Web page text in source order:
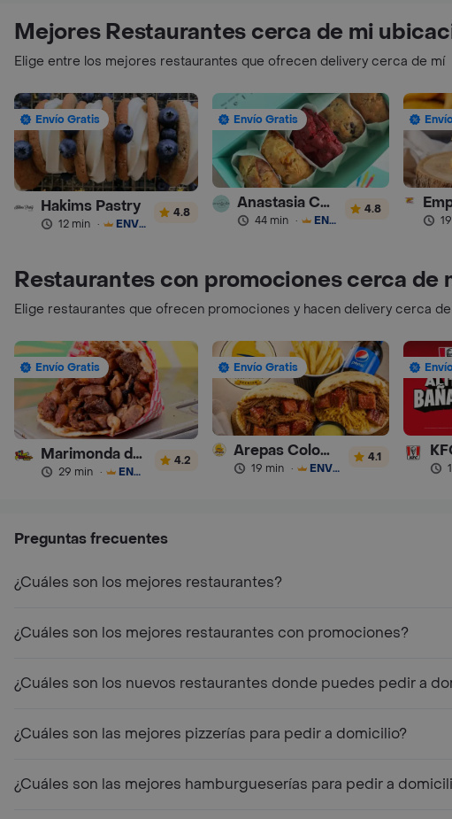
Mejores Restaurantes cerca de mi
Elige entre los mejores restaurantes que ofrecen delivery cerca de mí
Envío Gratis
Hakims Pastry
12 min · ENVÍO GRATIS
4.8
Envío Gratis
Anastasia Cookies
44 min · ENVÍO GRATIS
4.8
Restaurantes con promociones cerca de
Elige restaurantes que ofrecen promociones y hacen delivery cerca
Envío Gratis
Marimonda del Mono
29 min · ENVÍO GRATIS
4.2
Envío Gratis
Arepas Colombianas Premium
19 min · ENVÍO GRATIS
4.1
Preguntas frecuentes
¿Cuáles son los mejores restaurantes?
¿Cuáles son los mejores restaurantes con promociones?
¿Cuáles son los nuevos restaurantes donde puedes pedir a
¿Cuáles son las mejores pizzerías para pedir a domicilio?
¿Cuáles son las mejores hamburgueserías para pedir a